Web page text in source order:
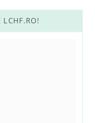
LCHF.RO!